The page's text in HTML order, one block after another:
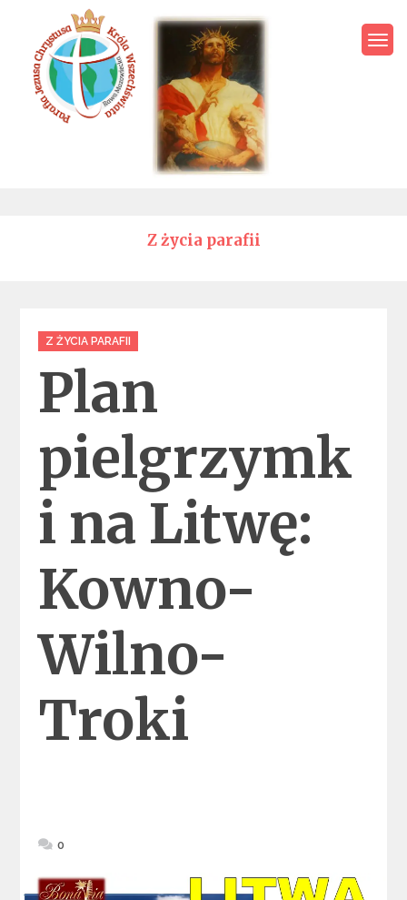
content
Parafia Jezusa Chrystusa
Króla Wszechświata – Rawa
Z życia parafii
Categories
Z ŻYCIA PARAFII
Plan
pielgrzymk
i na Litwę:
Kowno-
Wilno-
Troki
0